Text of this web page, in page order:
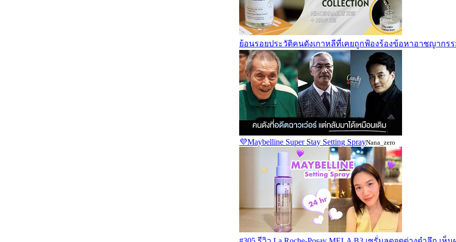
ย้อนรอยประวัติคนดังเกาหลีที่เคยถูกฟ้องร้องข้อหาอาชญากร
💜Maybelline Super Stay Setting SprayNana_zero